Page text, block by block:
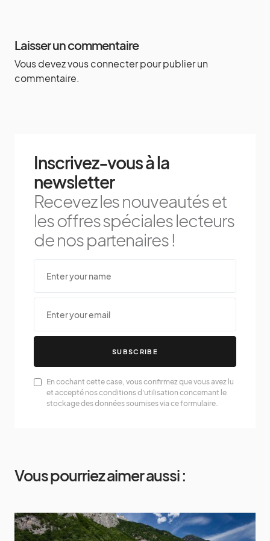
Laisser un commentaire
Vous devezvous connecterpour publier un
commentaire.
Inscrivez-vous à la
newsletter
Recevez les nouveautés et
les offres spéciales lecteurs
de nos partenaires !
SUBSCRIBE
En cochant cette case, vous confirmez que vous avez lu
et accepté nos conditions d'utilisation concernant le
stockage des données soumises via ce formulaire.
Vous pourriez aimer aussi :